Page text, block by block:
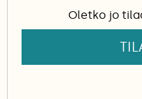
Oletko jo